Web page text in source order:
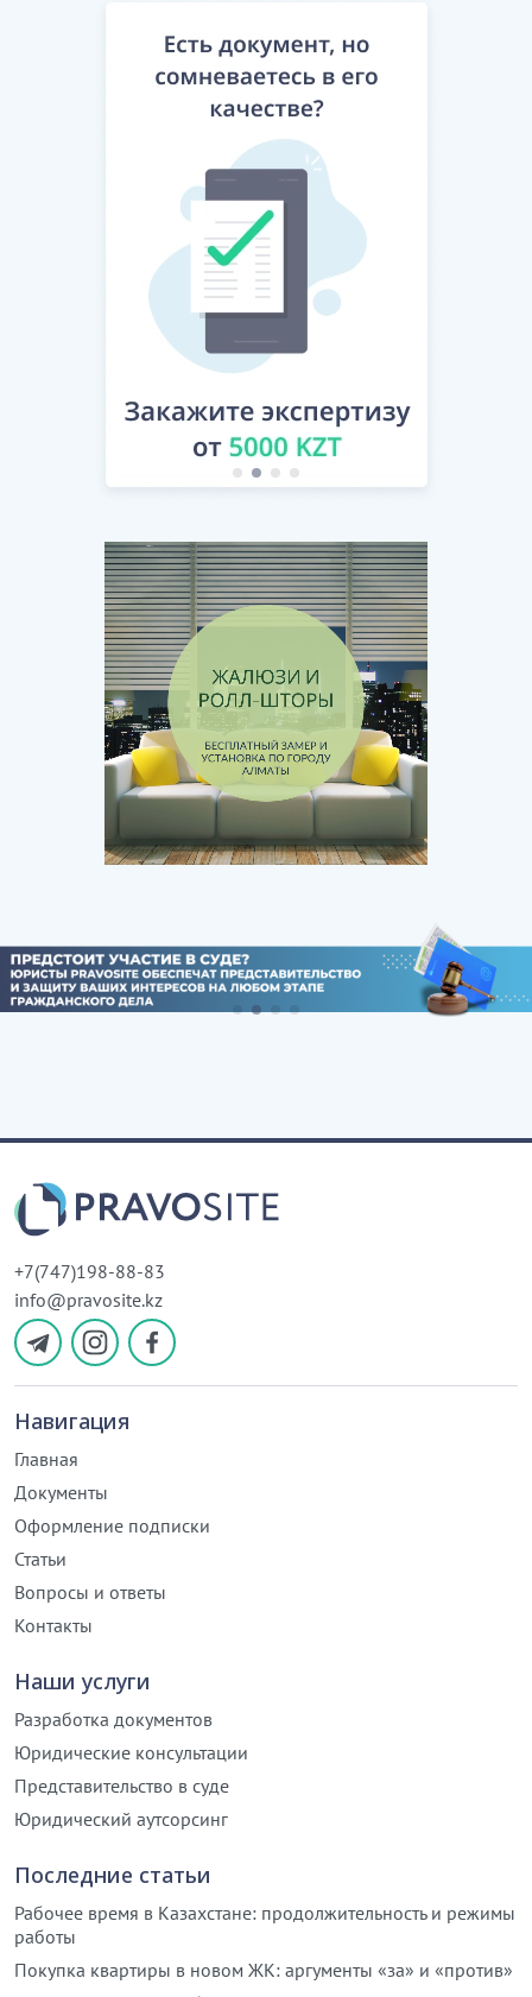
+7(747)198-88-83
info@pravosite.kz
Навигация
Главная
Документы
Оформление подписки
Статьи
Вопросы и ответы
Контакты
Наши услуги
Разработка документов
Юридические консультации
Представительство в суде
Юридический аутсорсинг
Последние статьи
Рабочее время в Казахстане: продолжительность и режимы
работы
Покупка квартиры в новом ЖК: аргументы «за» и «против»